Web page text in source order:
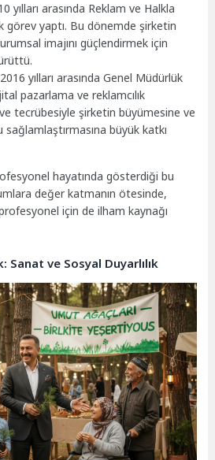
yılları arasında Reklam ve Halkla
görev yaptı. Bu dönemde şirketin
imajını güçlendirmek için
yılları arasında Genel Müdürlük
pazarlama ve reklamcılık
tecrübesiyle şirketin büyümesine ve
büyük katkı
hayatında gösterdiği bu
değer katmanın ötesinde,
için de ilham kaynağı
Sanat ve Sosyal Duyarlılık